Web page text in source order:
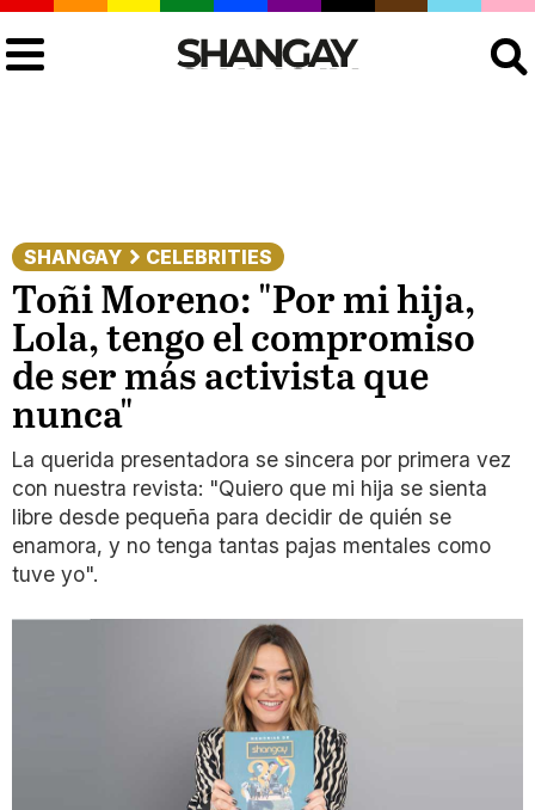
SHANGAY CELEBRITIES
Toñi Moreno: "Por mi hija,
Lola, tengo el compromiso
de ser más activista que
nunca"
La querida presentadora se sincera por primera vez
con nuestra revista: "Quiero que mi hija se sienta
libre desde pequeña para decidir de quién se
enamora, y no tenga tantas pajas mentales como
tuve yo".